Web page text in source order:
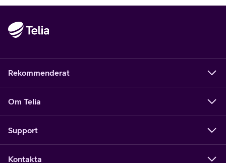
bussar med Telias Smart Kollektivtrafik-tjänster att öka
Rekommenderat
Om Telia
Support
Kontakta